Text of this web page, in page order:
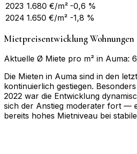
2023 1.680 €/m² -0,6 %
2024 1.650 €/m² -1,8 %
Mietpreisentwicklung Wohnungen
Aktuelle Ø Miete pro m² in Auma:
Die Mieten in Auma sind in den
kontinuierlich gestiegen.
2022 war die Entwicklung
sich der Anstieg moderater fort —
bereits hohes Mietniveau bei